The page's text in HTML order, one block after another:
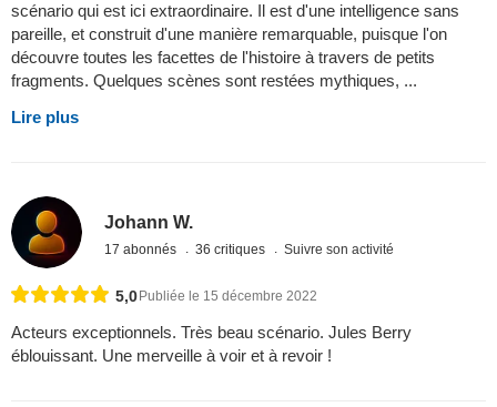
scénario qui est ici extraordinaire. Il est d'une intelligence sans
pareille, et construit d'une manière remarquable, puisque l'on
découvre toutes les facettes de l'histoire à travers de petits
fragments. Quelques scènes sont restées mythiques, ...
Lire plus
Johann W.
17 abonnés 36 critiques Suivre son activité
5,0Publiée le 15 décembre 2022
Acteurs exceptionnels. Très beau scénario. Jules Berry
éblouissant. Une merveille à voir et à revoir !